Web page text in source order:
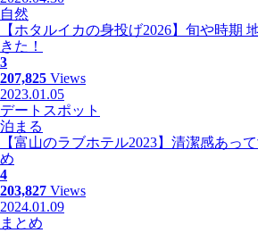
自然
【ホタルイカの身投げ2026】旬や時期
きた！
3
207,825 Views
2023.01.05
デートスポット
泊まる
【富山のラブホテル2023】清潔感あっ
め
4
203,827 Views
2024.01.09
まとめ